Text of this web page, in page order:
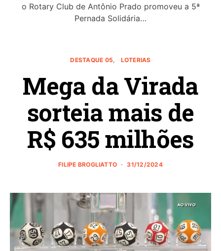
o Rotary Club de Antônio Prado promoveu a 5ª
Pernada Solidária…
DESTAQUE 05 LOTERIAS
Mega da Virada
sorteia mais de
R$ 635 milhões
FILIPE BROGLIATTO 31/12/2024